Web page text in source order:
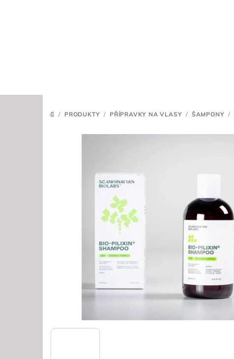
DOMŮ
/ PRODUKTY / PŘÍPRAVKY NA VLASY / ŠAMPONY /